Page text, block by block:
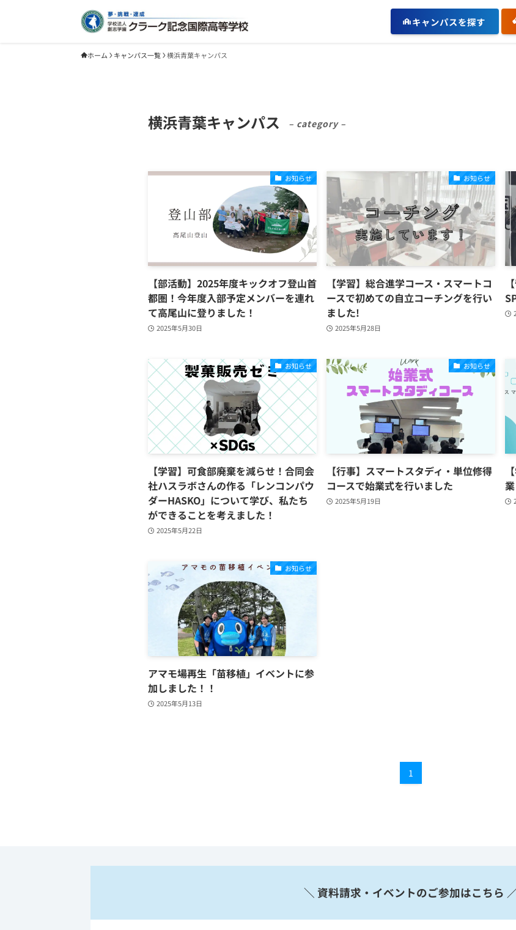
キャンパスを探す
ホーム キャンパス一覧 横浜青葉キャンパス
横浜青葉キャンパス – category –
お知らせ
【部活動】2025年度キックオフ登山首
都圏！今年度入部予定メンバーを連れ
て高尾山に登りました！
2025年5月30日
お知らせ
【学習】総合進学コース・スマートコ
ースで初めての自立コーチングを行い
ました!
2025年5月28日
お知らせ
【学習】可食部廃棄を減らせ！合同会
社ハスラボさんの作る「レンコンパウ
ダーHASKO」について学び、私たち
ができることを考えました！
2025年5月22日
お知らせ
【行事】スマートスタディ・単位修得
コースで始業式を行いました
2025年5月19日
お知らせ
アマモ場再生「苗移植」イベントに参
加しました！！
2025年5月13日
1
＼ 資料請求・イベントのご参加はこちら